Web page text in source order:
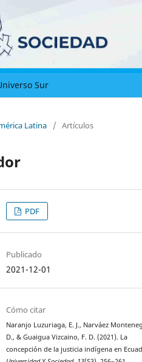
Sur
Latina / Artículos
PDF
Publicado
2021-12-01
Cómo citar
Naranjo Luzuriaga, E. J., Narváez
D., & Guaigua Vizcaino, F. D. (2021). La
concepción de la justicia indígena en